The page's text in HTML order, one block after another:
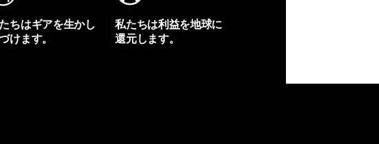
ちはギアを生かし
けます。
私たちは利益を地球に
還元します。